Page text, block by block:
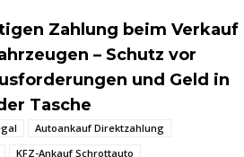
Zahlung beim Verkauf
– Schutz vor
und Geld in
Tasche
Autoankauf Direktzahlung
KFZ-Ankauf Schrottauto